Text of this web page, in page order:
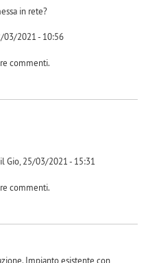
in rete?
03/2021 - 10:56
commenti.
Gio, 25/03/2021 - 15:31
commenti.
Impianto esistente con